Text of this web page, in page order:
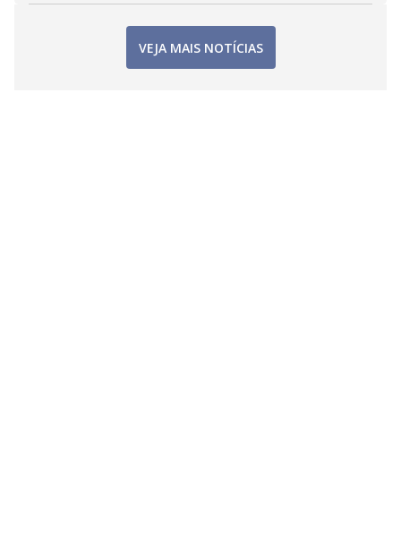
VEJA MAIS NOTÍCIAS